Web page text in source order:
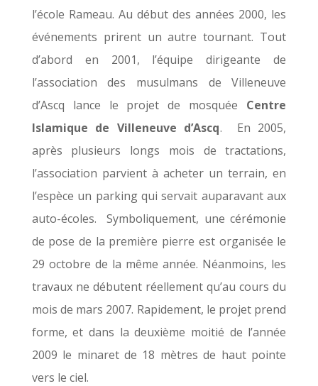
l’école Rameau. Au début des années 2000, les
événements prirent un autre tournant. Tout
d’abord en 2001, l’équipe dirigeante de
l’association des musulmans de Villeneuve
d’Ascq lance le projet de mosquée Centre
Islamique de Villeneuve d’Ascq. En 2005,
après plusieurs longs mois de tractations,
l’association parvient à acheter un terrain, en
l’espèce un parking qui servait auparavant aux
auto-écoles. Symboliquement, une cérémonie
de pose de la première pierre est organisée le
29 octobre de la même année. Néanmoins, les
travaux ne débutent réellement qu’au cours du
mois de mars 2007. Rapidement, le projet prend
forme, et dans la deuxième moitié de l’année
2009 le minaret de 18 mètres de haut pointe
vers le ciel.